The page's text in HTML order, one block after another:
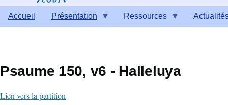
Accueil Présentation Ressources
Psaume 150, v6 - Halleluya
Lien vers la partition